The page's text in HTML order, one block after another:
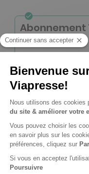
Abonnement
4 n° • Digital
13€60
Tarif France
Renouvellement à
Abonnement
Digital
3€50 Tarif
Prix par n° pendant 6